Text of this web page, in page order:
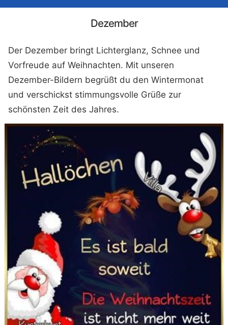
Dezember
Der Dezember bringt Lichterglanz, Schnee und
Vorfreude auf Weihnachten. Mit unseren
Dezember-Bildern begrüßt du den Wintermonat
und verschickst stimmungsvolle Grüße zur
schönsten Zeit des Jahres.